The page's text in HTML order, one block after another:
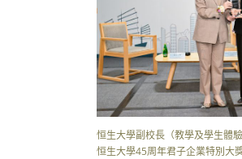
恒生大學副校長（教學及學生體
恒生大學45周年君子企業特別大